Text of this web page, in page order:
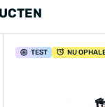
TEST NU